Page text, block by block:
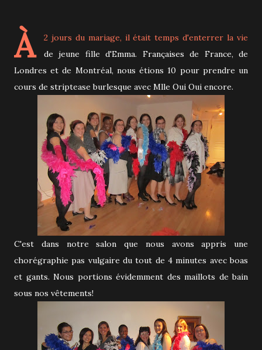
À
2 jours du mariage, il était temps d'enterrer la vie
de jeune fille d'Emma. Françaises de France, de
Londres et de Montréal, nous étions 10 pour prendre un
cours de striptease burlesque avec Mlle Oui Oui encore.
C'est dans notre salon que nous avons appris une
chorégraphie pas vulgaire du tout de 4 minutes avec boas
et gants. Nous portions évidemment des maillots de bain
sous nos vêtements!